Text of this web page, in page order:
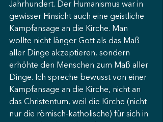
Jahrhundert. Der Humanismus war in
gewisser Hinsicht auch eine geistliche
Kampfansage an die Kirche. Man
wollte nicht länger Gott als das Maß
aller Dinge akzeptieren, sondern
erhöhte den Menschen zum Maß aller
Dinge. Ich spreche bewusst von einer
Kampfansage an die Kirche, nicht an
das Christentum, weil die Kirche (nicht
nur die römisch-katholische) für sich in